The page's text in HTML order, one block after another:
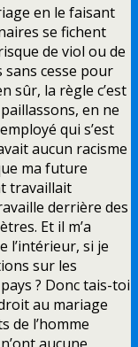
en le faisant
se fichent
de viol ou de
sans cesse pour
sûr, la règle c’est
en ne
qui s’est
aucun racisme
ma future
travaillait
derrière des
Et il m’a
l’intérieur, si je
sur les
? Donc tais-toi
au mariage
de l’homme